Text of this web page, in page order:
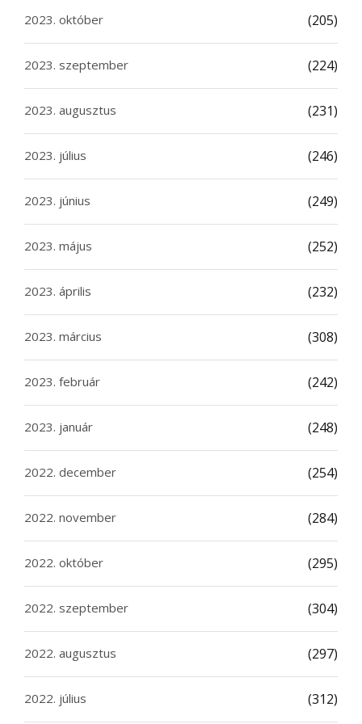
2023. október (205)
2023. szeptember (224)
2023. augusztus (231)
2023. július (246)
2023. június (249)
2023. május (252)
2023. április (232)
2023. március (308)
2023. február (242)
2023. január (248)
2022. december (254)
2022. november (284)
2022. október (295)
2022. szeptember (304)
2022. augusztus (297)
2022. július (312)